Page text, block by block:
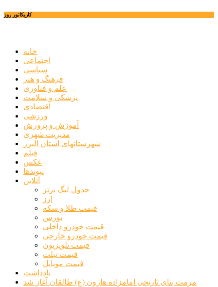
کاریکاتور روز
خانه
اجتماعی
سیاسی
فرهنگ و هنر
علم و فناوری
پزشکی و سلامت
اقتصادی
ورزشی
آموزش و پرورش
مدیریت شهری
شهرستانهای استان البرز
فیلم
عکس
پیوندها
آنلاین
جدول لیگ برتر
ارز
قیمت طلا و سکه
بورس
قیمت خودرو داخلی
قیمت خودرو خارجی
قیمت تلویزیون
قیمت تبلت
قیمت موبایل
یادداشت
مرمت بنای تاریخی امامزاده هارون (ع) طالقان آغاز شد